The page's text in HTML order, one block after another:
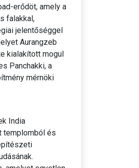
erődöt, amely a
falakkal,
jelentőséggel
Aurangzeb
kialakított mogul
Panchakki, a
mérnöki
India
templomból és